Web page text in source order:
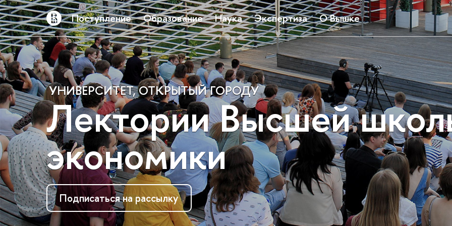
Поступление Образование Наука Экспертиза О Вышке
УНИВЕРСИТЕТ, ОТКРЫТЫЙ ГОРОДУ
Лектории Высшей
экономики
Подписаться на рассылку